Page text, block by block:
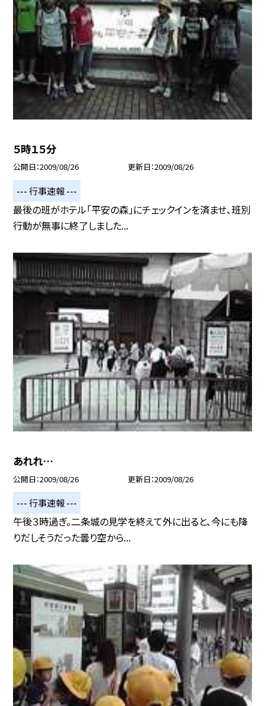
５時１５分
公開日 2009/08/26 更新日 2009/08/26
--- 行事速報 ---
最後の班がホテル「平安の森」にチェックインを済ませ、班別
行動が無事に終了しました...
あれれ…
公開日 2009/08/26 更新日 2009/08/26
--- 行事速報 ---
午後３時過ぎ。二条城の見学を終えて外に出ると、今にも降
りだしそうだった曇り空から...